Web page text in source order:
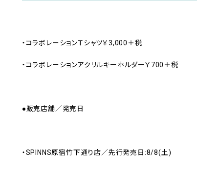
・コラボレーションＴシャツ￥3,000＋税
・コラボレーションアクリルキーホルダー￥700＋税
●販売店舗／発売日
・SPINNS原宿竹下通り店／先行発売日:8/8(土)